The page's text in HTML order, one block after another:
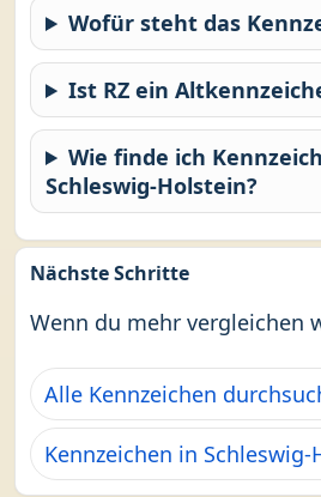
Wofür steht das
Ist RZ ein
Wie finde ich
Schleswig-Holstein?
Nächste Schritte
Wenn du mehr vergleichen
Alle Kennzeichen
Kennzeichen in Schleswig-